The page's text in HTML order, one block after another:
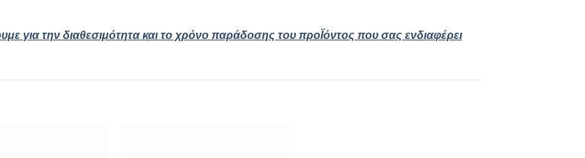
για την διαθεσιμότητα και το χρόνο παράδοσης του προΪόντος που σας ενδιαφέρει